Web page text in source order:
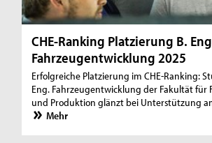
CHE-Ranking Platzierung B.
Fahrzeugentwicklung 2025
Erfolgreiche Platzierung im CHE-Ranking:
Eng. Fahrzeugentwicklung der Fakultät für
und Produktion glänzt bei Unterstützung
Mehr